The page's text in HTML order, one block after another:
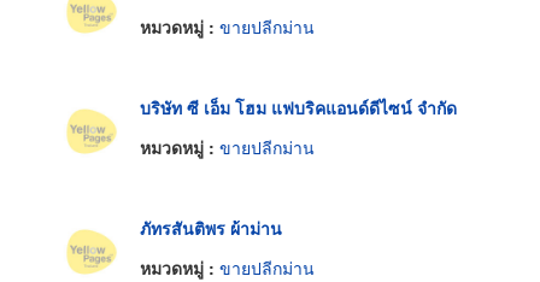
หมวดหมู่ : ขายปลีกม่าน
บริษัท ซี เอ็ม โฮม แฟบริคแอนด์ดีไซน์ จำกัด
หมวดหมู่ : ขายปลีกม่าน
ภัทรสันติพร ผ้าม่าน
หมวดหมู่ : ขายปลีกม่าน